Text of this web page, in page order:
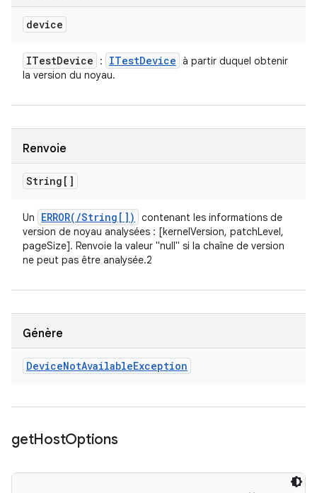
device
ITestDevice : ITestDevice à partir duquel obtenir
la version du noyau.
Renvoie
String[]
Un ERROR( /String[])
contenant les informations de
version de noyau analysées : [kernelVersion, patchLevel,
pageSize]. Renvoie la valeur "null" si la chaîne de version
ne peut pas être analysée.2
Génère
DeviceNotAvailableException
getHostOptions